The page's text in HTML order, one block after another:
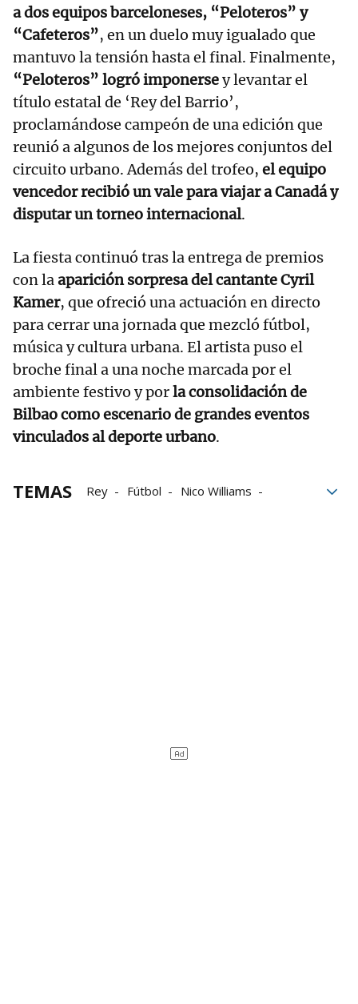
a dos equipos barceloneses, “Peloteros” y
“Cafeteros”, en un duelo muy igualado que
mantuvo la tensión hasta el final. Finalmente,
“Peloteros” logró imponersey levantar el
título estatal de ‘Rey del Barrio’,
proclamándose campeón de una edición que
reunió a algunos de los mejores conjuntos del
circuito urbano. Además del trofeo, el equipo
vencedor recibió un vale para viajar a Canadá y
disputar un torneo internacional.
La fiesta continuó tras la entrega de premios
con laaparición sorpresa del cantante Cyril
Kamer, que ofreció una actuación en directo
para cerrar una jornada que mezcló fútbol,
música y cultura urbana. El artista puso el
broche final a una noche marcada por el
ambiente festivo y porla consolidación de
Bilbao como escenario de grandes eventos
vinculados al deporte urbano.
TEMAS Rey Fútbol
Nico Williams